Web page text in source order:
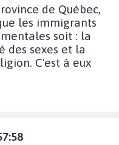
de Québec,
les immigrants
soit : la
des sexes et la
C'est à eux